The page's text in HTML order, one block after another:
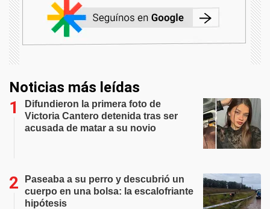
Noticias más leídas
Difundieron la primera foto de
Victoria Cantero detenida tras ser
acusada de matar a su novio
Paseaba a su perro y descubrió un
cuerpo en una bolsa: la escalofriante
hipótesis